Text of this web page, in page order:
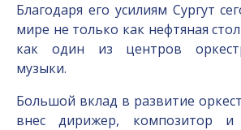
Благодаря его усилиям Сургут
мире не только как нефтяная
как один из центров
музыки.
Большой вклад в развитие
внес дирижер, композитор и